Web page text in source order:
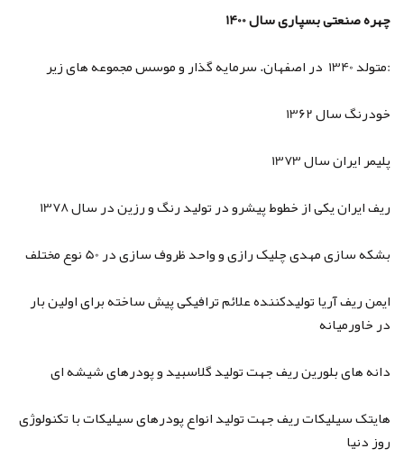
چهره صنعتی بسپاری سال 1400
متولد 1340 در اصفهان. سرمایه گذار و موسس مجموعه های زیر:
خودرنگ سال 1362
پلیمر ایران سال 1373
ریف ایران یکی از خطوط پیشرو در تولید رنگ و رزین در سال 1378
بشکه سازی مهدی چلیک رازی و واحد ظروف سازی در 50 نوع مختلف
ایمن ریف آریا تولیدکننده علائم ترافیکی پیش ساخته برای اولین بار
در خاورمیانه
دانه های بلورین ریف جهت تولید گلاسبید و پودرهای شیشه ای
هایتک سیلیکات ریف جهت تولید انواع پودرهای سیلیکات با تکنولوژی
روز دنیا